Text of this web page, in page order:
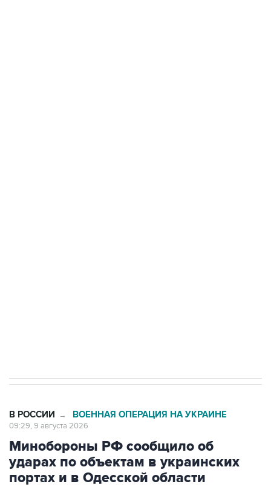
В РОССИИ → ВОЕННАЯ ОПЕРАЦИЯ НА УКРАИНЕ
09:29, 9 августа 2026
Минобороны РФ сообщило об
ударах по объектам в украинских
портах и в Одесской области